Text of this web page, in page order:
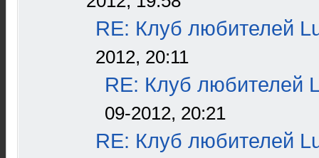
RE: Клуб любителей
2012, 20:11
RE: Клуб любителей
09-2012, 20:21
RE: Клуб любителей